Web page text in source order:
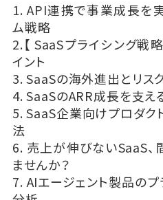
1. API連携で事業成長を
ム戦略
2.【 SaaSプライシング戦
イント
3. SaaSの海外進出とリス
4. SaaSのARR成長を支
5. SaaS企業向けプロダク
法
6. 売上が伸びないSaaS
ませんか？
7. AIエージェント製品の